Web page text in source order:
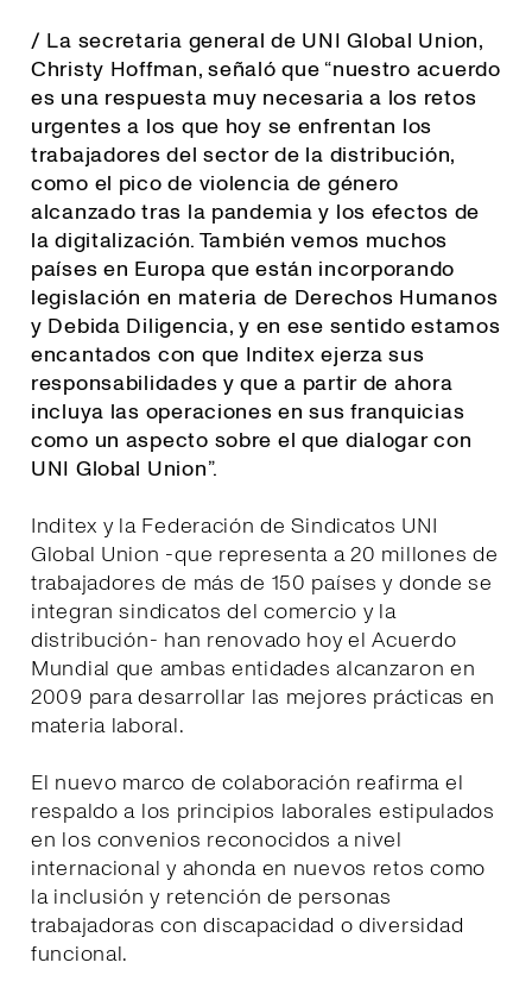
/ La secretaria general de UNI Global Union,
Christy Hoffman, señaló que “nuestro acuerdo
es una respuesta muy necesaria a los retos
urgentes a los que hoy se enfrentan los
trabajadores del sector de la distribución,
como el pico de violencia de género
alcanzado tras la pandemia y los efectos de
la digitalización. También vemos muchos
países en Europa que están incorporando
legislación en materia de Derechos Humanos
y Debida Diligencia, y en ese sentido estamos
encantados con que Inditex ejerza sus
responsabilidades y que a partir de ahora
incluya las operaciones en sus franquicias
como un aspecto sobre el que dialogar con
UNI Global Union”.
Inditex y la Federación de Sindicatos UNI
Global Union -que representa a 20 millones de
trabajadores de más de 150 países y donde se
integran sindicatos del comercio y la
distribución- han renovado hoy el Acuerdo
Mundial que ambas entidades alcanzaron en
2009 para desarrollar las mejores prácticas en
materia laboral.
El nuevo marco de colaboración reafirma el
respaldo a los principios laborales estipulados
en los convenios reconocidos a nivel
internacional y ahonda en nuevos retos como
la inclusión y retención de personas
trabajadoras con discapacidad o diversidad
funcional.